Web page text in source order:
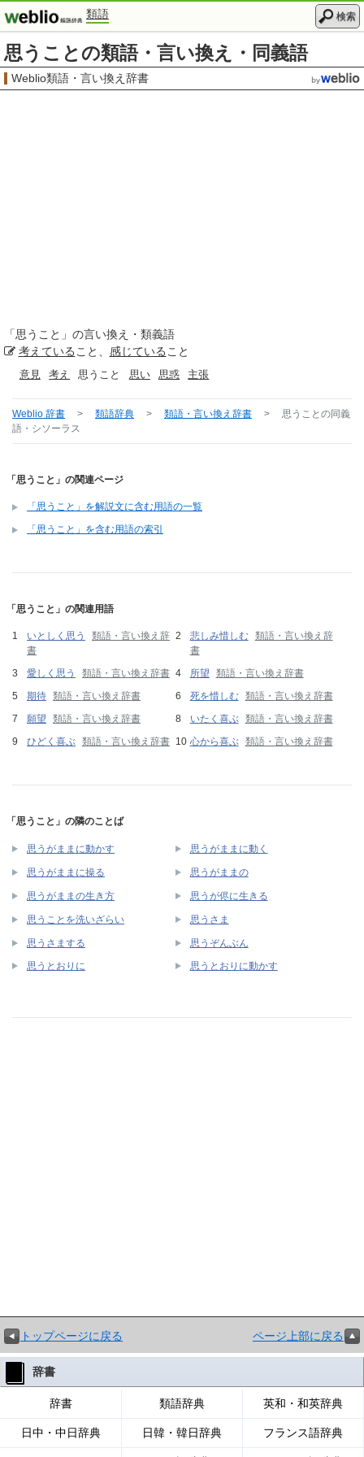
類語 検索
思うことの類語・言い換え・同義語
Weblio類語・言い換え辞書
「思うこと 」の言い換え・類義語
考えている こと、 感じている こと
意見 考え 思うこと 思い 思惑 主張
Weblio 辞書 > 類語辞典 > 類語・言い換え辞書 > 思うこと の同義
語・シソーラス
「思うこと」の関連ページ
「思うこと」を解説文に含む用語の一覧
「思うこと」を含む用語の索引
「思うこと」の関連用語
いとしく思う
類語・言い換え辞
書
悲しみ惜しむ 類語・言い換え辞
書
愛しく思う
類語・言い換え辞書 所望
類語・言い換え辞書
期待 類語・言い換え辞書 死を惜しむ 類語・言い換え辞書
願望
類語・言い換え辞書 いたく喜ぶ 類語・言い換え辞書
ひどく喜ぶ 類語・言い換え辞書 心から喜ぶ 類語・言い換え辞書
「思うこと」の隣のことば
思うがままに動かす 思うがままに動く
思うがままに操る 思うがままの
思うがままの生き方 思うが侭に生きる
思うことを洗いざらい 思うさま
思うさまする 思うぞんぶん
思うとおりに 思うとおりに動かす
トップページに戻る ページ上部に戻る
辞書
辞書 類語辞典 英和・和英辞典
日中・中日辞典 日韓・韓日辞典 フランス語辞典